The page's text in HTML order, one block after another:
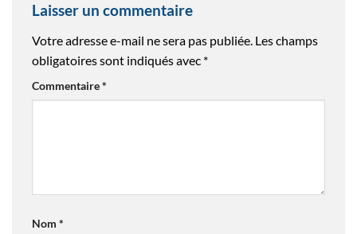
Laisser un commentaire
Votre adresse e-mail ne sera pas publiée. Les champs
obligatoires sont indiqués avec *
Commentaire*
Nom *